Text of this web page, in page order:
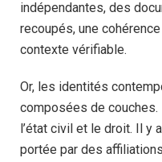
indépendantes, des
recoupés, une
contexte vérifiable.
Or, les identités
composées de couches.
l’état civil et le droit. Il y
portée par des